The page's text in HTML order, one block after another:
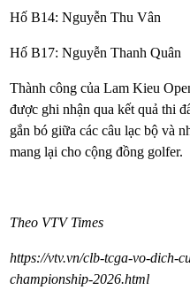
Hố B14: Nguyễn Thu Vân
Hố B17: Nguyễn Thanh Quân
Thành công của Lam Kieu
được ghi nhận qua kết quả thi
gắn bó giữa các câu lạc bộ và
mang lại cho cộng đồng golfer.
Theo VTV Times
https://vtv.vn/clb-tcga-vo-dich-
championship-2026.html